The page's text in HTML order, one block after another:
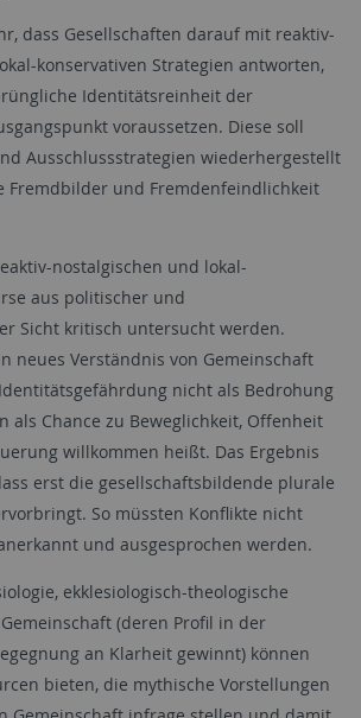
dass Gesellschaften darauf mit reaktiv-
konservativen Strategien antworten,
Identitätsreinheit der
voraussetzen. Diese soll
Ausschlussstrategien wiederhergestellt
Fremdbilder und Fremdenfeindlichkeit
nostalgischen und lokal-
aus politischer und
Sicht kritisch untersucht werden.
neues Verständnis von Gemeinschaft
nicht als Bedrohung
als Chance zu Beweglichkeit, Offenheit
willkommen heißt. Das Ergebnis
erst die gesellschaftsbildende plurale
So müssten Konflikte nicht
und ausgesprochen werden.
ekklesiologisch-theologische
(deren Profil in der
an Klarheit gewinnt) können
bieten, die mythische Vorstellungen